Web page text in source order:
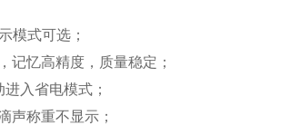
模式可选；
记忆高精度，质量稳定；
入省电模式；
声称重不显示；